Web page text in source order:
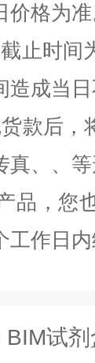
格为准
止时间
造成当
款后，
真、、
品，您
工作日
BIM试剂盒,